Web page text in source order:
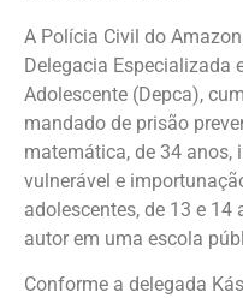
A Polícia Civil do
Delegacia Especializada
Adolescente (Depca),
mandado de prisão
matemática, de 34 anos,
vulnerável e
adolescentes, de 13 e
autor em uma escola
Conforme a delegada